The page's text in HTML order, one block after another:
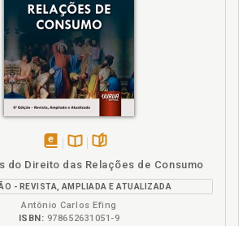
eBookB.V.
do Direito das Relações de Consumo
- REVISTA, AMPLIADA E ATUALIZADA
Antônio Carlos Efing
ISBN: 978652631051-9